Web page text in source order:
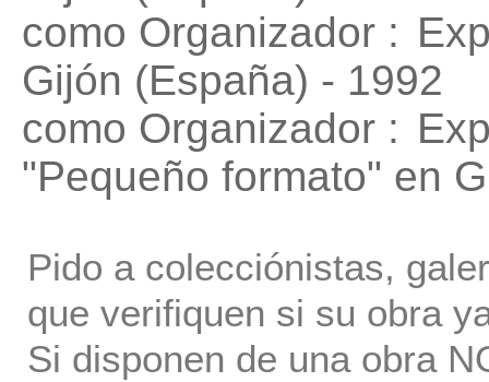
como Organizador :
Gijón (España) - 1992
como Organizador :
"Pequeño formato" en
Pido a colecciónistas,
que verifiquen si su obra
Si disponen de una obra